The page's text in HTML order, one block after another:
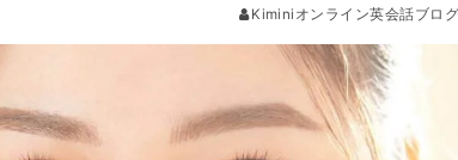
Kiminiオンライン英会話ブログ